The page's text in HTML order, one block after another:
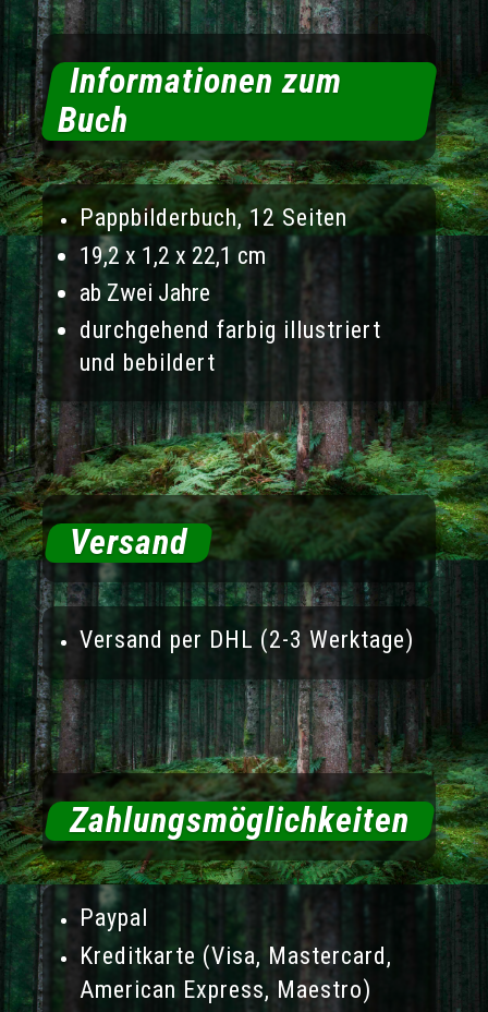
Informationen zum
Buch
Pappbilderbuch, 12Seiten
19,2 x 1,2 x 22,1 cm
ab Zwei Jahre
durchgehend farbig illustriert
und bebildert
Versand
Versand per DHL (2-3 Werktage)
Zahlungsmöglichkeiten
Paypal
Kreditkarte (Visa, Mastercard,
American Express, Maestro)